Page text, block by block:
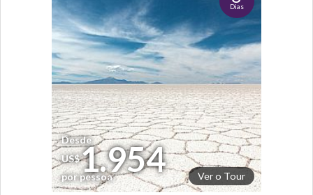
Dias
Ver o Tour
Desde
US$1.954
por pessoa